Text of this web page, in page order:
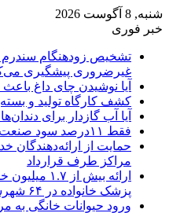
شنبه, 8 آگوست 2026
خبر فوری
تشخیص زودهنگام
غیرضروری پیشگیری
آیا نوشیدن چای داغ
کشف کارگاه تولید و
آیا آب گازدار برای
فقط ۱۱‌درصد سود صنعت دارو تبدیل به نقدینگی شده است
حمایت از ارائه‌دهندگان
مراکز طرف قرارداد
ارائه بیش
پزشک خانواده در ۶۴ شهرستان
ورود حیوانات خانگی به